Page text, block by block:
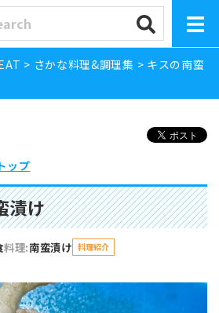
> さかな料理&調理集 > キスの南蛮
ップ
漬け
料理:南蛮漬け 料理紹介